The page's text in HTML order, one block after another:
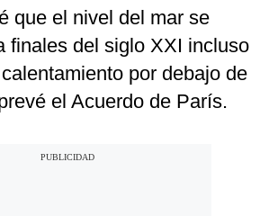
que el nivel del mar se
finales del siglo XXI incluso
por debajo de
el Acuerdo de París.